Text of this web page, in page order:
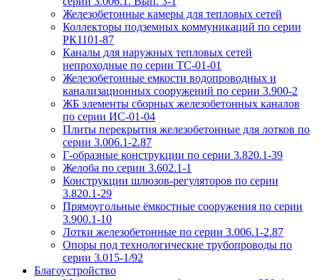
Железобетонные камеры для тепловых сетей
Коллекторы подземных коммуникаций по серии
РК1101-87
Каналы для наружных тепловых сетей
непроходные по серии ТС-01-01
Железобетонные емкости водопроводных и
канализационных сооружений по серии 3.900-2
ЖБ элементы сборных железобетонных каналов
по серии ИС-01-04
Плиты перекрытия железобетонные для лотков по
серии 3.006.1-2.87
Г-образные конструкции по серии 3.820.1-39
Желоба по серии 3.602.1-1
Конструкции шлюзов-регуляторов по серии
3.820.1-29
Прямоугольные ёмкостные сооружения по серии
3.900.1-10
Лотки железобетонные по серии 3.006.1-2.87
Опоры под технологические трубопроводы по
серии 3.015-1/92
Благоустройство